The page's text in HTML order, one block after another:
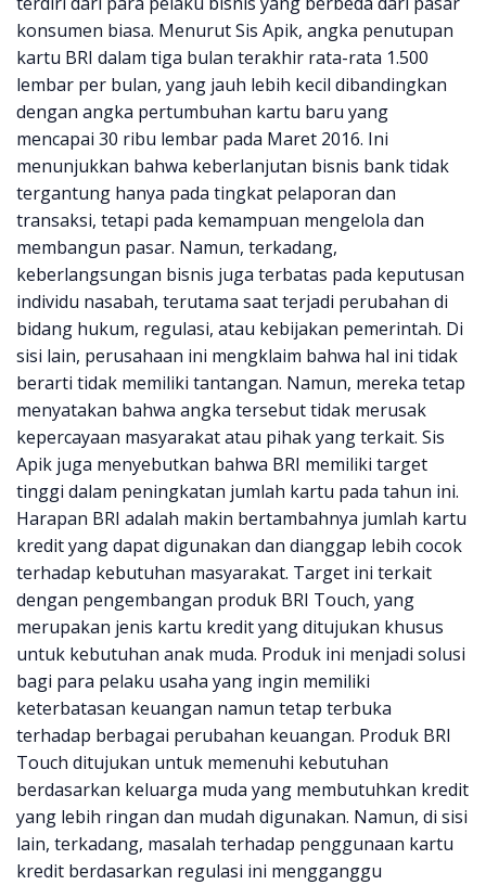
konsumen biasa. Menurut Sis Apik, angka penutupan
kartu BRI dalam tiga bulan terakhir rata-rata 1.500
lembar per bulan, yang jauh lebih kecil dibandingkan
dengan angka pertumbuhan kartu baru yang
mencapai 30 ribu lembar pada Maret 2016. Ini
menunjukkan bahwa keberlanjutan bisnis bank tidak
tergantung hanya pada tingkat pelaporan dan
transaksi, tetapi pada kemampuan mengelola dan
membangun pasar. Namun, terkadang,
keberlangsungan bisnis juga terbatas pada keputusan
individu nasabah, terutama saat terjadi perubahan di
bidang hukum, regulasi, atau kebijakan pemerintah. Di
sisi lain, perusahaan ini mengklaim bahwa hal ini tidak
berarti tidak memiliki tantangan. Namun, mereka tetap
menyatakan bahwa angka tersebut tidak merusak
kepercayaan masyarakat atau pihak yang terkait. Sis
Apik juga menyebutkan bahwa BRI memiliki target
tinggi dalam peningkatan jumlah kartu pada tahun ini.
Harapan BRI adalah makin bertambahnya jumlah kartu
kredit yang dapat digunakan dan dianggap lebih cocok
terhadap kebutuhan masyarakat. Target ini terkait
dengan pengembangan produk BRI Touch, yang
merupakan jenis kartu kredit yang ditujukan khusus
untuk kebutuhan anak muda. Produk ini menjadi solusi
bagi para pelaku usaha yang ingin memiliki
keterbatasan keuangan namun tetap terbuka
terhadap berbagai perubahan keuangan. Produk BRI
Touch ditujukan untuk memenuhi kebutuhan
berdasarkan keluarga muda yang membutuhkan kredit
yang lebih ringan dan mudah digunakan. Namun, di sisi
lain, terkadang, masalah terhadap penggunaan kartu
kredit berdasarkan regulasi ini mengganggu